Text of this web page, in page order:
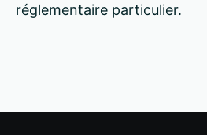
réglementaire particulier.